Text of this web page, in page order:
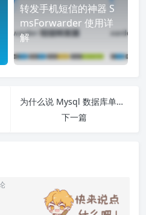
转发手机短信的神器 S
msForwarder 使用详
解
为什么说 Mysql 数据库单表最大两千万
下一篇